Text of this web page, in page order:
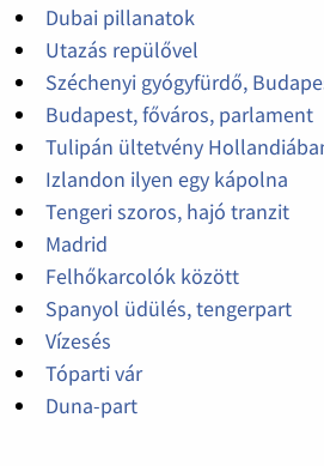
Dubai pillanatok
Utazás repülővel
Széchenyi gyógyfürdő,
Budapest, főváros, parlament
Tulipán ültetvény
Izlandon ilyen egy kápolna
Tengeri szoros, hajó tranzit
Madrid
Felhőkarcolók között
Spanyol üdülés, tengerpart
Vízesés
Tóparti vár
Duna-part